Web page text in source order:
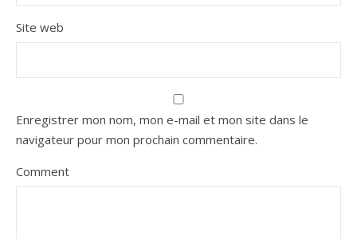
Site web
Enregistrer mon nom, mon e-mail et mon site dans le
navigateur pour mon prochain commentaire.
Comment